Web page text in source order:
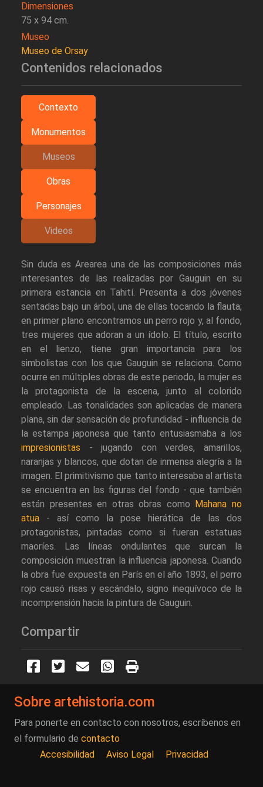
Dimensiones
75 x 94 cm.
Museo
Museo de Orsay
Contenidos relacionados
Contexto
Monumentos
Museos
Obras
Personajes
Videos
Sin duda es Arearea una de las composiciones más
interesantes de las realizadas por Gauguin en su
primera estancia en Tahití. Presenta a dos jóvenes
sentadas bajo un árbol, una de ellas tocando la flauta;
en primer plano encontramos un perro rojo y, al fondo,
tres mujeres que adoran a un ídolo. El título, escrito
en el lienzo, tiene gran importancia para los
simbolistas con los que Gauguin se relaciona. Como
ocurre en múltiples obras de este periodo, la mujer es
la protagonista de la escena, junto al colorido
empleado. Las tonalidades son aplicadas de manera
plana, sin dar sensación de profundidad - influencia de
la estampa japonesa que tanto entusiasmaba a los
impresionistas - jugando con verdes, amarillos,
naranjas y blancos, que dotan de inmensa alegría a la
imagen. El primitivismo que tanto interesaba al artista
se encuentra en las figuras del fondo - que también
están presentes en otras obras como Mahana no
atua - así como la pose hierática de las dos
protagonistas, pintadas como si fueran estatuas
maoríes. Las líneas ondulantes que surcan la
composición muestran la influencia japonesa. Cuando
la obra fue expuesta en París en el año 1893, el perro
rojo causó risas y escándalo, signo inequívoco de la
incomprensión hacia la pintura de Gauguin.
Compartir
Sobre artehistoria.com
Para ponerte en contacto con nosotros, escríbenos en
el formulario de contacto
Accesibilidad
Aviso Legal Privacidad